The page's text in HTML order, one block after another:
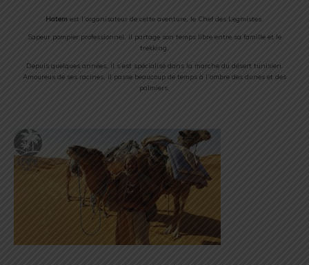
Hatem est l’organisateur de cette aventure, le Chef des Legmistes.
Sapeur pompier professionnel, il partage son temps libre entre sa famille et le
trekking.
Depuis quelques années, il s’est spécialisé dans la marche du désert tunisien.
Amoureux de ses racines, il passe beaucoup de temps à l’ombre des dunes et des
palmiers.